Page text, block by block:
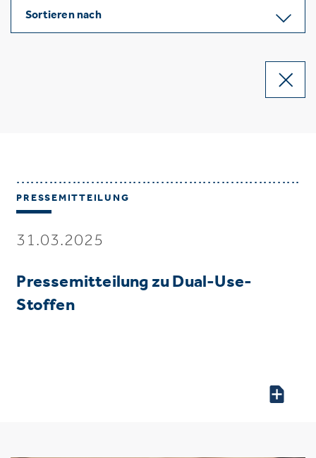
Sortieren nach
PRESSEMITTEILUNG
31.03.2025
Pressemitteilung zu Dual-Use-
Stoffen